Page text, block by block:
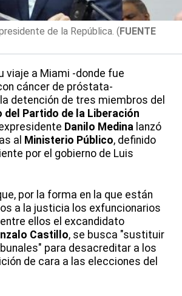
de la República. (FUENTE
viaje a Miami -donde fue
cáncer de próstata-
detención de tres miembros del
Partido de la Liberación
Danilo Medina lanzó
al Ministerio Público, definido
por el gobierno de Luis
por la forma en la que están
a la justicia los exfuncionarios
ellos el excandidato
Castillo, se busca "sustituir
para desacreditar a los
de cara a las elecciones del